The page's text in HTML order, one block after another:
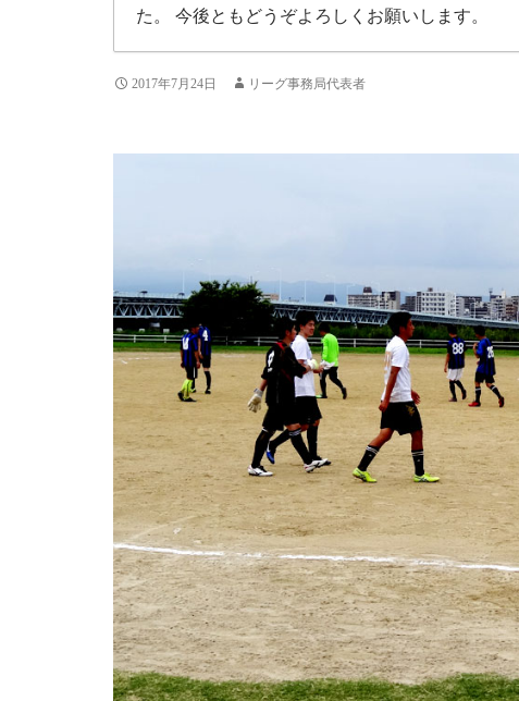
た。 今後ともどうぞよろしくお願いします。
2017年7月24日 リーグ事務局代表者